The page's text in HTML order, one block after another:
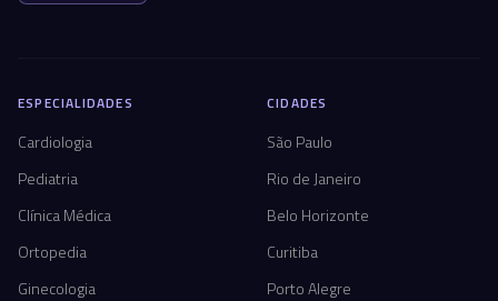
ESPECIALIDADES
Cardiologia
Pediatria
Clínica Médica
Ortopedia
Ginecologia
CIDADES
São Paulo
Rio de Janeiro
Belo Horizonte
Curitiba
Porto Alegre